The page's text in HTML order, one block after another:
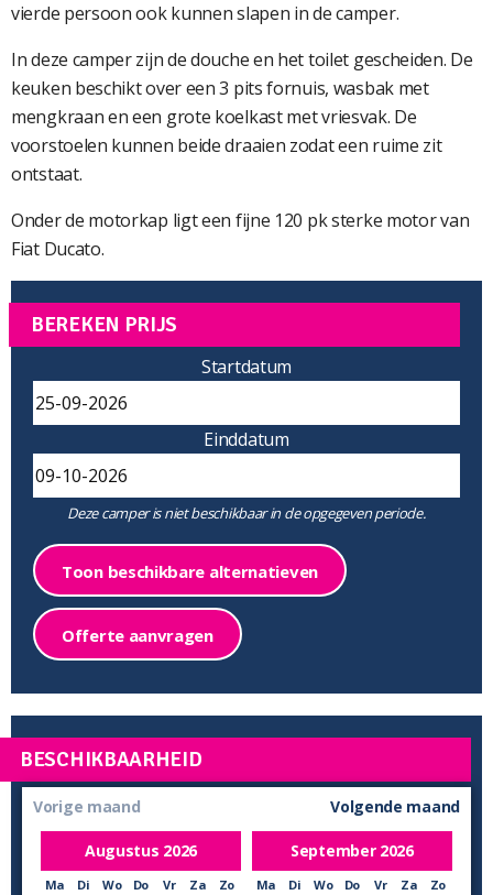
vierde persoon ook kunnen slapen in de camper.
In deze camper zijn de douche en het toilet gescheiden. De
keuken beschikt over een 3 pits fornuis, wasbak met
mengkraan en een grote koelkast met vriesvak. De
voorstoelen kunnen beide draaien zodat een ruime zit
ontstaat.
Onder de motorkap ligt een fijne 120 pk sterke motor van
Fiat Ducato.
BEREKEN PRIJS
Startdatum
Einddatum
Deze camper is niet beschikbaar in de opgegeven periode.
Toon beschikbare alternatieven
Offerte aanvragen
BESCHIKBAARHEID
Vorige maand
Augustus 2026
Ma Di Wo Do Vr Za
Zo
Volgende maand
September 2026
Ma Di Wo Do Vr Za
Zo